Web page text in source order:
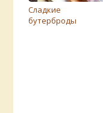
Сладкие
бутерброды